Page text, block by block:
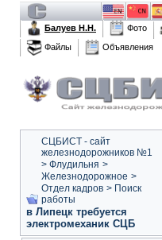
Балуев Н.Н.
Фото
Файлы
Объявления
СЦБИСТ - сайт
железнодорожников №1
> Флудильня >
Железнодорожное >
Отдел кадров > Поиск
работы
в Липецк требуется
электромеханик СЦБ